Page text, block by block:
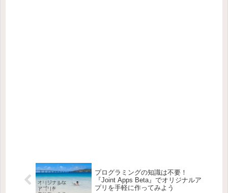
プログラミングの知識は不要！
『Joint Apps Beta』でオリジナルア
プリを手軽に作ってみよう